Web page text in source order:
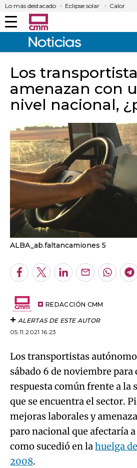
Lo más destacado Eclipse solar Calor
Menú
Los
amenazan con
nivel nacional,
ALBA_ab.faltancamiones 5
Facebook
TwitterLinkedInEnviar
REDACCIÓN CMM
ALERTAS DE ESTE AUTOR
05.11.2021 16:23
Los transportistas
sábado 6 de noviembre
respuesta común frente a la
que se encuentra el sector.
mejoras laborales y
paro nacional que afectaría
como sucedió en lahuelga
2008.